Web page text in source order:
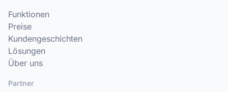
Funktionen
Preise
Kundengeschichten
Lösungen
Über uns
Partner